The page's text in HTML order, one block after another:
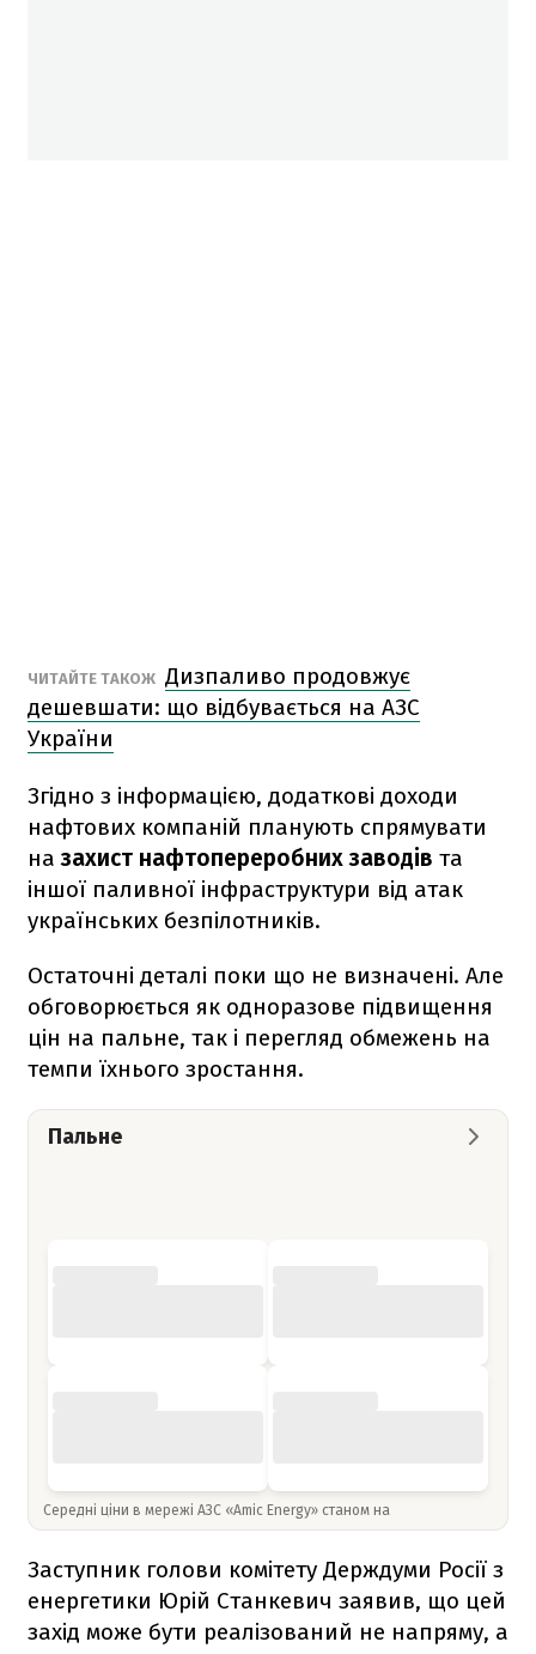
ЧИТАЙТЕ ТАКОЖ Дизпаливо продовжує
дешевшати: що відбувається на АЗС
України
Згідно з інформацією, додаткові доходи
нафтових компаній планують спрямувати
назахист нафтопереробних заводів та
іншої паливної інфраструктури від атак
українських безпілотників.
Остаточні деталі поки що не визначені. Але
обговорюється як одноразове підвищення
цін на пальне, так і перегляд обмежень на
темпи їхнього зростання.
Пальне
Середні ціни в мережі АЗС «Amic Energy» станом на
Заступник голови комітету Держдуми Росії з
енергетики Юрій Станкевич заявив, що цей
захід може бути реалізований не напряму, а